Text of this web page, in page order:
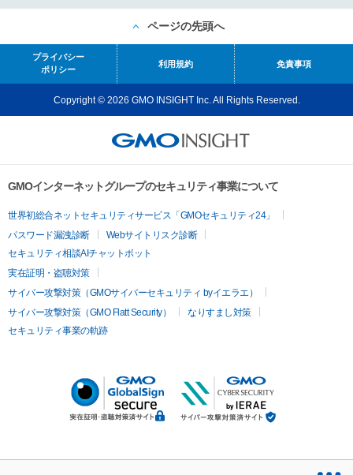
ページの先頭へ
プライバシー
ポリシー
利用規約 免責事項
Copyright © 2026 GMO INSIGHT Inc. All Rights Reserved.
GMOインターネットグループのセキュリティ事業について
世界初総合ネットセキュリティサービス「GMOセキュリティ24」
パスワード漏洩診断
Webサイトリスク診断
セキュリティ相談AIチャットボット
実在証明・盗聴対策
サイバー攻撃対策（GMOサイバーセキュリティ byイエラエ）
サイバー攻撃対策（GMO Flatt Security）
なりすまし対策
セキュリティ事業の軌跡